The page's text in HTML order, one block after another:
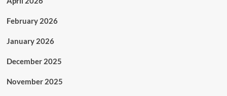
February 2026
January 2026
December 2025
November 2025